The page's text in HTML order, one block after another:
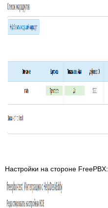
Настройки на стороне FreePBX: